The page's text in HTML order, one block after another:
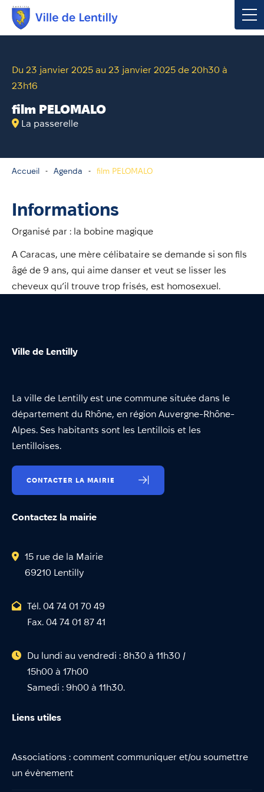
Du 23 janvier 2025 au 23 janvier 2025 de 20h30 à
23h16
film PELOMALO
La passerelle
Accueil Agenda film PELOMALO
Informations
Organisé par : la bobine magique
A Caracas, une mère célibataire se demande si son fils
âgé de 9 ans, qui aime danser et veut se lisser les
cheveux qu’il trouve trop frisés, est homosexuel.
Ville de Lentilly
La ville de Lentilly est une commune située dans le
département du Rhône, en région Auvergne-Rhône-
Alpes. Ses habitants sont les Lentillois et les
Lentilloises.
CONTACTER LA MAIRIE
Contactez la mairie
15 rue de la Mairie
69210 Lentilly
Tél. 04 74 01 70 49
Fax. 04 74 01 87 41
Du lundi au vendredi : 8h30 à 11h30 /
15h00 à 17h00
Samedi : 9h00 à 11h30.
Liens utiles
Associations : comment communiquer et/ou soumettre
un évènement
Urbanisme & Environnement
Annuaire
Évènements